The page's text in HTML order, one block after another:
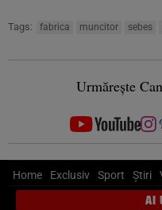
Tags: fabrica muncitor sebes
Urmărește
Home Exclusiv Sport Știri
AI